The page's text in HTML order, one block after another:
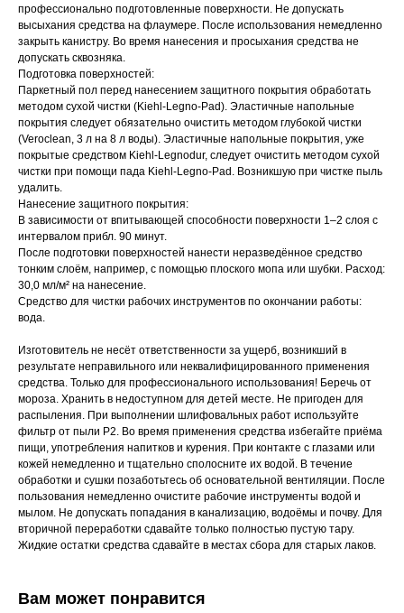
профессионально подготовленные поверхности. Не допускать
высыхания средства на флаумере. После использования немедленно
закрыть канистру. Во время нанесения и просыхания средства не
допускать сквозняка.
Подготовка поверхностей:
Паркетный пол перед нанесением защитного покрытия обработать
методом сухой чистки (Kiehl-Legno-Pad). Эластичные напольные
покрытия следует обязательно очистить методом глубокой чистки
(Veroclean, 3 л на 8 л воды). Эластичные напольные покрытия, уже
покрытые средством Kiehl-Legnodur, следует очистить методом сухой
чистки при помощи пада Kiehl-Legno-Pad. Возникшую при чистке пыль
удалить.
Нанесение защитного покрытия:
В зависимости от впитывающей способности поверхности 1‒2 слоя с
интервалом прибл. 90 минут.
После подготовки поверхностей нанести неразведённое средство
тонким слоём, например, с помощью плоского мопа или шубки. Расход:
30,0 мл/м² на нанесение.
Средство для чистки рабочих инструментов по окончании работы:
вода.
Изготовитель не несёт ответственности за ущерб, возникший в
результате неправильного или неквалифицированного применения
средства. Только для профессионального использования! Беречь от
мороза. Хранить в недоступном для детей месте. Не пригоден для
распыления. При выполнении шлифовальных работ используйте
фильтр от пыли P2. Во время применения средства избегайте приёма
пищи, употребления напитков и курения. При контакте с глазами или
кожей немедленно и тщательно сполосните их водой. В течение
обработки и сушки позаботьтесь об основательной вентиляции. После
пользования немедленно очистите рабочие инструменты водой и
мылом. Не допускать попадания в канализацию, водоёмы и почву. Для
вторичной переработки сдавайте только полностью пустую тару.
Жидкие остатки средства сдавайте в местах сбора для старых лаков.
Вам может понравится